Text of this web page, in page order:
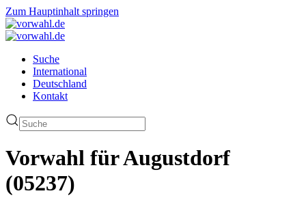
Zum Hauptinhalt springen
Suche
International
Deutschland
Kontakt
Vorwahl für Augustdorf
(05237)